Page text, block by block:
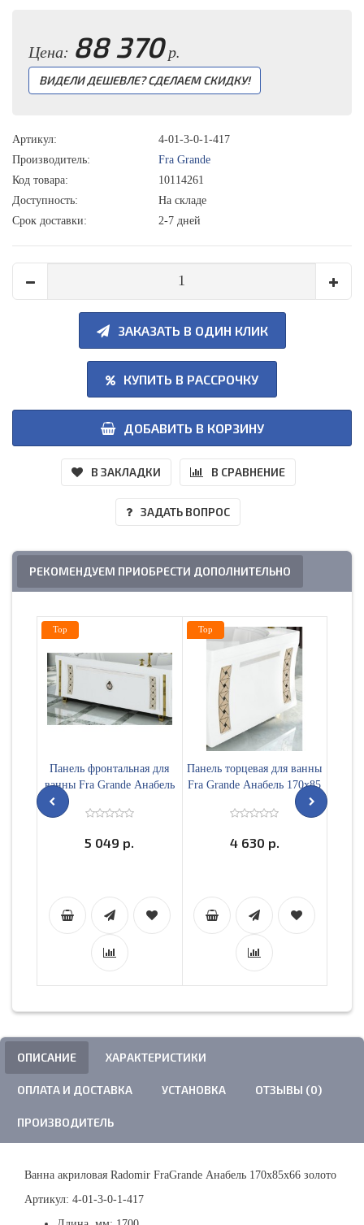
Цена: 88 370р.
ВИДЕЛИ ДЕШЕВЛЕ? СДЕЛАЕМ СКИДКУ!
Артикул:
4-01-3-0-1-417
Производитель:
Fra Grande
Код товара:
10114261
Доступность:
На складе
Срок доставки:
2-7 дней
ЗАКАЗАТЬ В ОДИН КЛИК
КУПИТЬ В РАССРОЧКУ
ДОБАВИТЬ В КОРЗИНУ
В ЗАКЛАДКИ В СРАВНЕНИЕ
ЗАДАТЬ ВОПРОС
РЕКОМЕНДУЕМ ПРИОБРЕСТИ ДОПОЛНИТЕЛЬНО
Панель фронтальная для
ванны Fra Grande Анабель
170х85 передняя или задняя
5 049 р.
Top
Панель торцевая для ванны
Fra Grande Анабель 170х85
левая или правая
4 630 р.
Top
ОПИСАНИЕ ХАРАКТЕРИСТИКИ
ОПЛАТА И ДОСТАВКА УСТАНОВКА ОТЗЫВЫ (0)
ПРОИЗВОДИТЕЛЬ
Ванна акриловая Radomir FraGrande Анабель 170х85х66 золото
Артикул: 4-01-3-0-1-417